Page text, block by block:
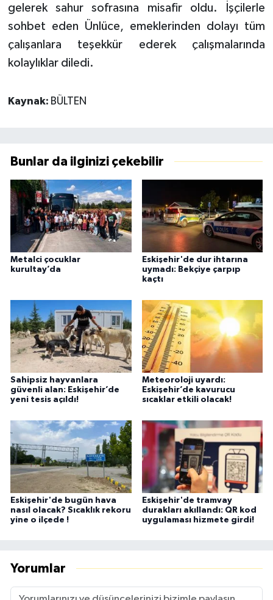
gelerek sahur sofrasına misafir oldu. İşçilerle
sohbet eden Ünlüce, emeklerinden dolayı tüm
çalışanlara teşekkür ederek çalışmalarında
kolaylıklar diledi.
Kaynak: BÜLTEN
Bunlar da ilginizi çekebilir
Metalci çocuklar
kurultay’da
Eskişehir'de dur ihtarına
uymadı: Bekçiye çarpıp
kaçtı
Sahipsiz hayvanlara
güvenli alan: Eskişehir’de
yeni tesis açıldı!
Meteoroloji uyardı:
Eskişehir’de kavurucu
sıcaklar etkili olacak!
Eskişehir'de bugün hava
nasıl olacak? Sıcaklık rekoru
yine o ilçede !
Eskişehir'de tramvay
durakları akıllandı: QR kod
uygulaması hizmete girdi!
Yorumlar